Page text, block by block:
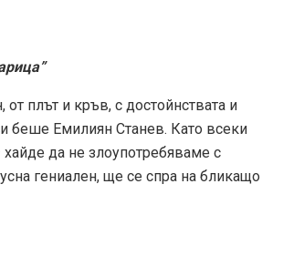
плът и кръв, с достойнствата и
беше Емилиян Станев. Като всеки
да не злоупотребяваме с
гениален, ще се спра на бликащо